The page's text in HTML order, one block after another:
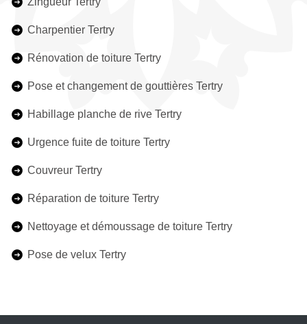
Charpentier Tertry
Rénovation de toiture Tertry
Pose et changement de gouttières Tertry
Habillage planche de rive Tertry
Urgence fuite de toiture Tertry
Couvreur Tertry
Réparation de toiture Tertry
Nettoyage et démoussage de toiture Tertry
Pose de velux Tertry